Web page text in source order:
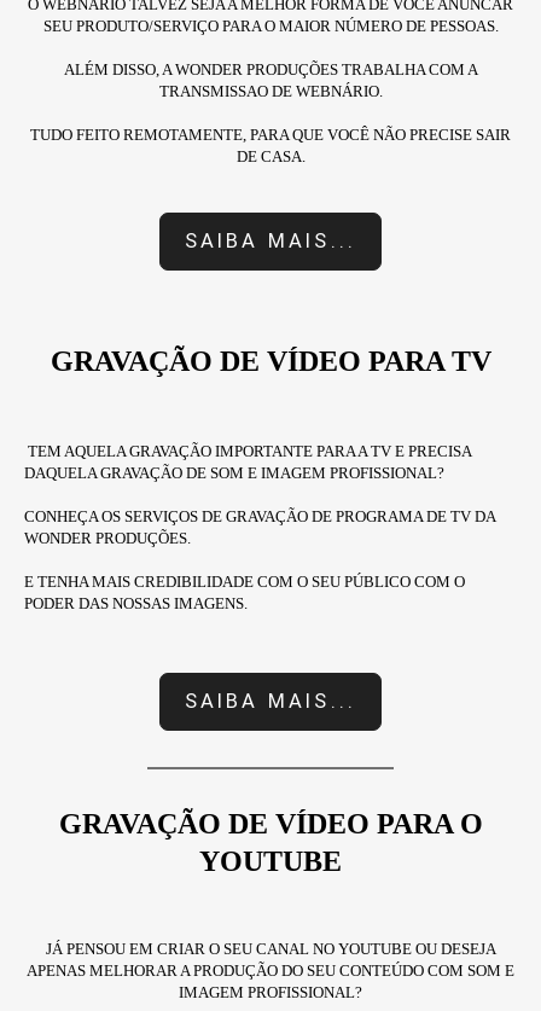
O WEBNÁRIO TALVEZ SEJA A MELHOR FORMA DE VOCÊ ANUNCAR
SEU PRODUTO/SERVIÇO PARA O MAIOR NÚMERO DE PESSOAS.
ALÉM DISSO, A WONDER PRODUÇÕES TRABALHA COM A
TRANSMISSAO DE WEBNÁRIO.
TUDO FEITO REMOTAMENTE, PARA QUE VOCÊ NÃO PRECISE SAIR
DE CASA.
SAIBA MAIS...
GRAVAÇÃO DE VÍDEO PARA TV
TEM AQUELA GRAVAÇÃO IMPORTANTE PARA A TV E PRECISA
DAQUELA GRAVAÇÃO DE SOM E IMAGEM PROFISSIONAL?
CONHEÇA OS SERVIÇOS DE GRAVAÇÃO DE PROGRAMA DE TV DA
WONDER PRODUÇÕES.
E TENHA MAIS CREDIBILIDADE COM O SEU PÚBLICO COM O
PODER DAS NOSSAS IMAGENS.
SAIBA MAIS...
GRAVAÇÃO DE VÍDEO PARA O
YOUTUBE
JÁ PENSOU EM CRIAR O SEU CANAL NO YOUTUBE OU DESEJA
APENAS MELHORAR A PRODUÇÃO DO SEU CONTEÚDO COM SOM E
IMAGEM PROFISSIONAL?